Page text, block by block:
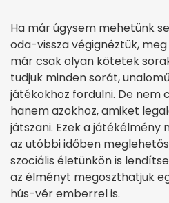
Ha már úgysem mehetünk
oda-vissza végignéztük,
már csak olyan kötetek
tudjuk minden sorát,
játékokhoz fordulni. De nem
hanem azokhoz, amiket
játszani. Ezek a játékélmény
az utóbbi időben
szociális életünkön is
az élményt megoszthatjuk
hús-vér emberrel is.